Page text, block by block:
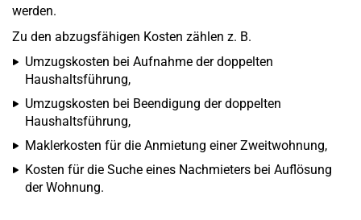
werden.
Zu den abzugsfähigen Kosten zählen z. B.
Umzugskosten bei Aufnahme der doppelten
Haushaltsführung,
Umzugskosten bei Beendigung der doppelten
Haushaltsführung,
Maklerkosten für die Anmietung einer Zweitwohnung,
Kosten für die Suche eines Nachmieters bei Auflösung
der Wohnung.